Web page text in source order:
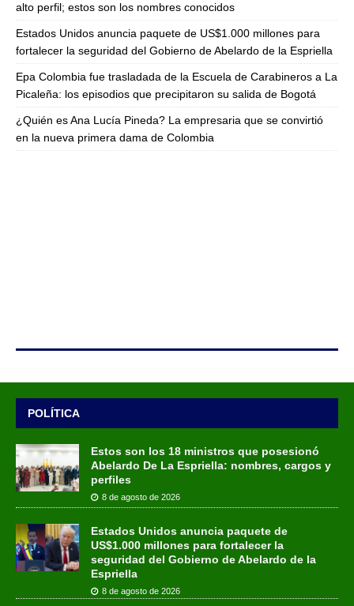
alto perfil; estos son los nombres conocidos
Estados Unidos anuncia paquete de US$1.000 millones para
fortalecer la seguridad del Gobierno de Abelardo de la Espriella
Epa Colombia fue trasladada de la Escuela de Carabineros a La
Picaleña: los episodios que precipitaron su salida de Bogotá
¿Quién es Ana Lucía Pineda? La empresaria que se convirtió
en la nueva primera dama de Colombia
POLÍTICA
Estos son los 18 ministros que posesionó
Abelardo De La Espriella: nombres, cargos y
perfiles
8 de agosto de 2026
Estados Unidos anuncia paquete de
US$1.000 millones para fortalecer la
seguridad del Gobierno de Abelardo de la
Espriella
8 de agosto de 2026